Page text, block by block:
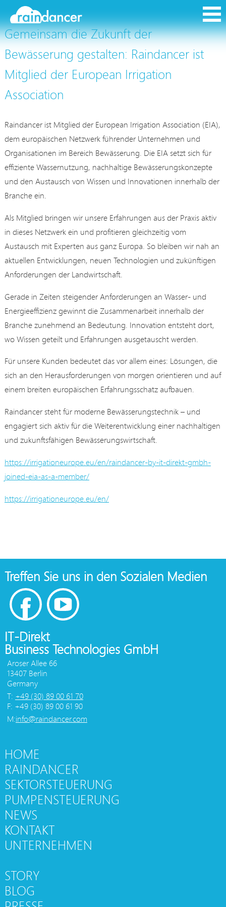
Gemeinsam die Zukunft der
Bewässerung gestalten: Raindancer ist
Mitglied der European Irrigation
Association
Raindancer ist Mitglied der European Irrigation Association (EIA),
dem europäischen Netzwerk führender Unternehmen und
Organisationen im Bereich Bewässerung. Die EIA setzt sich für
effiziente Wassernutzung, nachhaltige Bewässerungskonzepte
und den Austausch von Wissen und Innovationen innerhalb der
Branche ein.
Als Mitglied bringen wir unsere Erfahrungen aus der Praxis aktiv
in dieses Netzwerk ein und profitieren gleichzeitig vom
Austausch mit Experten aus ganz Europa. So bleiben wir nah an
aktuellen Entwicklungen, neuen Technologien und zukünftigen
Anforderungen der Landwirtschaft.
Gerade in Zeiten steigender Anforderungen an Wasser- und
Energieeffizienz gewinnt die Zusammenarbeit innerhalb der
Branche zunehmend an Bedeutung. Innovation entsteht dort,
wo Wissen geteilt und Erfahrungen ausgetauscht werden.
Für unsere Kunden bedeutet das vor allem eines: Lösungen, die
sich an den Herausforderungen von morgen orientieren und auf
einem breiten europäischen Erfahrungsschatz aufbauen.
Raindancer steht für moderne Bewässerungstechnik – und
engagiert sich aktiv für die Weiterentwicklung einer nachhaltigen
und zukunftsfähigen Bewässerungswirtschaft.
https://irrigationeurope.eu/en/raindancer-by-it-direkt-gmbh-
joined-eia-as-a-member/
https://irrigationeurope.eu/en/
Treffen Sie uns in den Sozialen Medien
IT-Direkt
Business Technologies GmbH
Aroser Allee 66
13407 Berlin
Germany
T: +49 (30) 89 00 61 70
F: +49 (30) 89 00 61 90
M:info@raindancer.com
HOME
RAINDANCER
SEKTORSTEUERUNG
PUMPENSTEUERUNG
NEWS
KONTAKT
UNTERNEHMEN
STORY
BLOG